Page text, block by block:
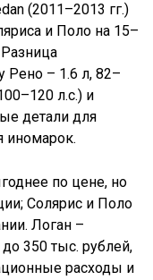
(2011–2013 гг.)
и Поло на 15–
Рено – 1.6 л, 82–
л.с.) и
детали для
иномарок.
по цене, но
Солярис и Поло
Логан –
350 тыс. рублей,
расходы и